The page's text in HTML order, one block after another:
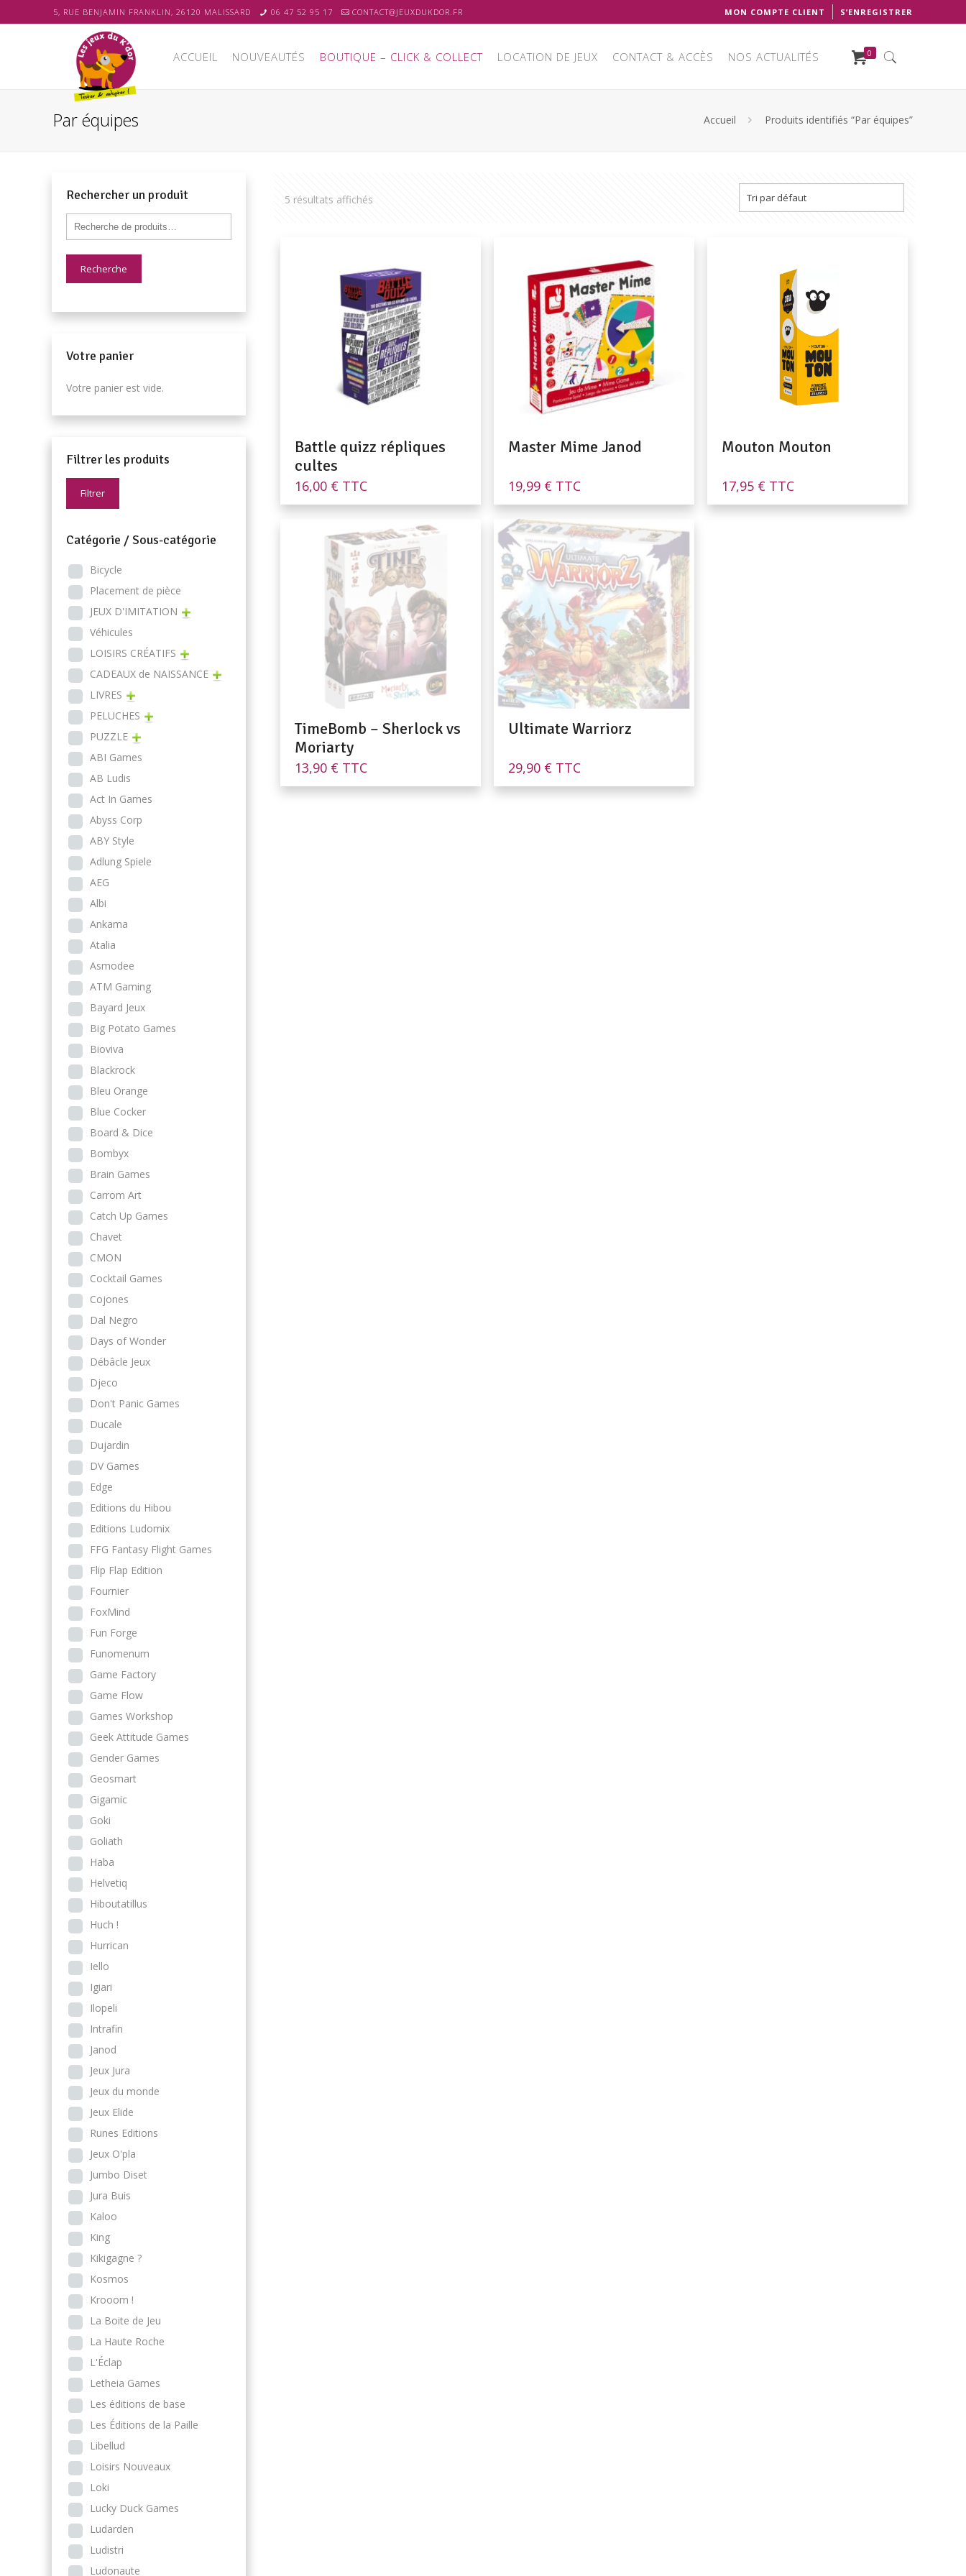
5, RUE BENJAMIN FRANKLIN, 26120 MALISSARD 06 47 52 95 17 CONTACT@JEUXDUKDOR.FR MON COMPTE CLIENT S’ENREGISTRER
ACCUEIL NOUVEAUTÉS BOUTIQUE – CLICK & COLLECT LOCATION DE JEUX CONTACT & ACCÈS NOS ACTUALITÉS 0
Par équipes Accueil Produits identifiés “Par équipes”
5 résultats affichés
Battle quizz répliques
cultes
16,00 € TTC
Master Mime Janod
19,99 € TTC
Mouton Mouton
17,95 € TTC
TimeBomb – Sherlock vs
Moriarty
13,90 € TTC
Ultimate Warriorz
29,90 € TTC
Rechercher un produit
Recherche
Votre panier
Votre panier est vide.
Filtrer les produits
Filtrer
Catégorie / Sous-catégorie
Bicycle
Placement de pièce
JEUX D'IMITATION
Véhicules
LOISIRS CRÉATIFS
CADEAUX de NAISSANCE
LIVRES
PELUCHES
PUZZLE
ABI Games
AB Ludis
Act In Games
Abyss Corp
ABY Style
Adlung Spiele
AEG
Albi
Ankama
Atalia
Asmodee
ATM Gaming
Bayard Jeux
Big Potato Games
Bioviva
Blackrock
Bleu Orange
Blue Cocker
Board & Dice
Bombyx
Brain Games
Carrom Art
Catch Up Games
Chavet
CMON
Cocktail Games
Cojones
Dal Negro
Days of Wonder
Débâcle Jeux
Djeco
Don't Panic Games
Ducale
Dujardin
DV Games
Edge
Editions du Hibou
Editions Ludomix
FFG Fantasy Flight Games
Flip Flap Edition
Fournier
FoxMind
Fun Forge
Funomenum
Game Factory
Game Flow
Games Workshop
Geek Attitude Games
Gender Games
Geosmart
Gigamic
Goki
Goliath
Haba
Helvetiq
Hiboutatillus
Huch !
Hurrican
Iello
Igiari
Ilopeli
Intrafin
Janod
Jeux Jura
Jeux du monde
Jeux Elide
Runes Editions
Jeux O'pla
Jumbo Diset
Jura Buis
Kaloo
King
Kikigagne ?
Kosmos
Krooom !
La Boite de Jeu
La Haute Roche
L'Éclap
Letheia Games
Les éditions de base
Les Éditions de la Paille
Libellud
Loisirs Nouveaux
Loki
Lucky Duck Games
Ludarden
Ludistri
Ludonaute